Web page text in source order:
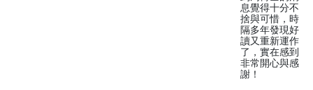
息覺得十分不
捨與可惜，時
隔多年發現好
讀又重新運作
了，實在感到
非常開心與感
謝！